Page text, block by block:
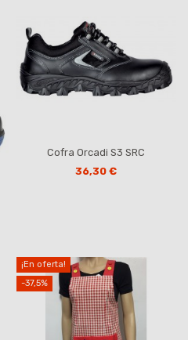
Cofra Orcadi S3 SRC
36,30 €
¡En oferta!
-37,5%